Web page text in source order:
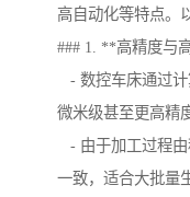
高自动化等特点。
### 1. **高精度与
- 数控车床通过计
微米级甚至更高精
- 由于加工过程由
一致，适合大批量